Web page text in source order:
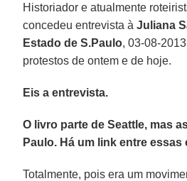
Historiador e atualmente
concedeu entrevista àJuliana
Estado de S.Paulo, 03-08-
protestos de ontem e de hoje.
Eis a entrevista.
O livro parte de Seattle, mas
Paulo. Há um link entre essas
Totalmente, pois era um